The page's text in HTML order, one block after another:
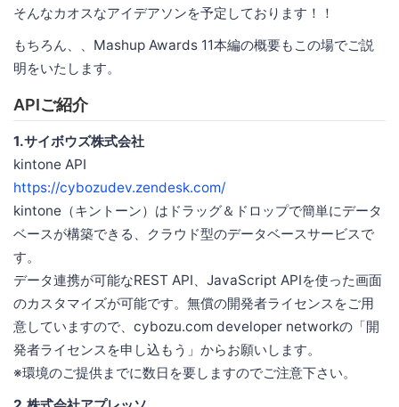
そんなカオスなアイデアソンを予定しております！！
もちろん、、Mashup Awards 11本編の概要もこの場でご説
明をいたします。
APIご紹介
1.サイボウズ株式会社
kintone API
https://cybozudev.zendesk.com/
kintone（キントーン）はドラッグ＆ドロップで簡単にデータ
ベースが構築できる、クラウド型のデータベースサービスで
す。
データ連携が可能なREST API、JavaScript APIを使った画面
のカスタマイズが可能です。無償の開発者ライセンスをご用
意していますので、cybozu.com developer networkの「開
発者ライセンスを申し込もう」からお願いします。
※環境のご提供までに数日を要しますのでご注意下さい。